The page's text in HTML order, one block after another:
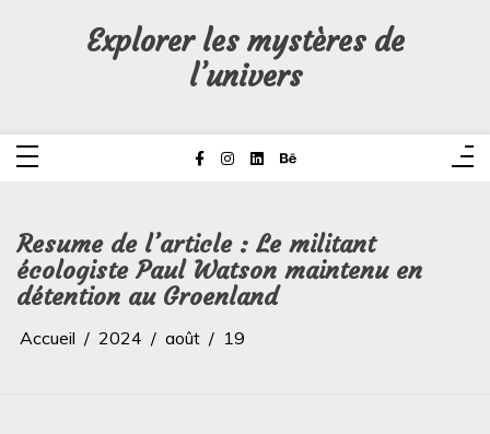
Explorer les mystères de
l’univers
Resume de l’article : Le militant
écologiste Paul Watson maintenu en
détention au Groenland
Accueil 2024 août 19